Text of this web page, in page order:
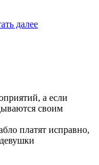
далее
а если
своим
платят исправно,